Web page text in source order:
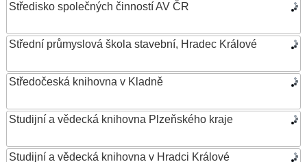
Středisko společných činností AV ČR
Střední průmyslová škola stavební, Hradec Králové
Středočeská knihovna v Kladně
Studijní a vědecká knihovna Plzeňského kraje
Studijní a vědecká knihovna v Hradci Králové